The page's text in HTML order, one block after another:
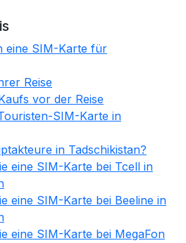
eine SIM-Karte für
Reise
vor der Reise
SIM-Karte in
in Tadschikistan?
eine SIM-Karte bei Tcell in
eine SIM-Karte bei Beeline in
eine SIM-Karte bei MegaFon